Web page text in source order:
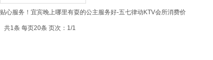
贴心服务！宜宾晚上哪里有耍的公主服务好-五七律动KTV会所消费价
共1条 每页20条 页次：1/1